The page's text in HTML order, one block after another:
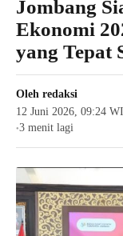
Jombang
Ekonomi
yang Tepat
Oleh redaksi
12 Juni 2026, 09:24
●3 menit lagi